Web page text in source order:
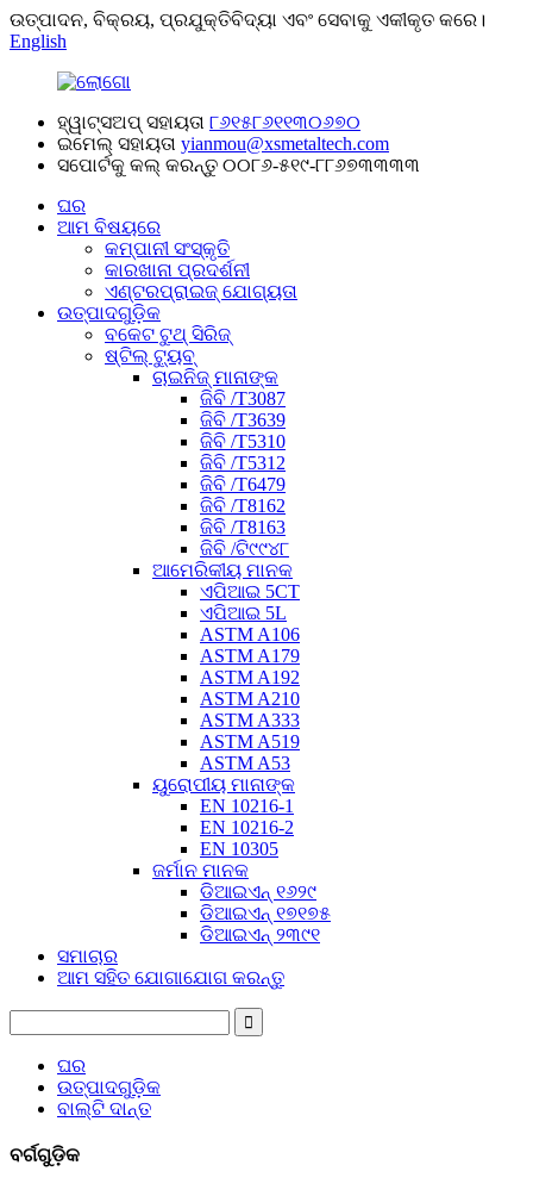
ଉତ୍ପାଦନ, ବିକ୍ରୟ, ପ୍ରଯୁକ୍ତିବିଦ୍ୟା ଏବଂ ସେବାକୁ ଏକୀକୃତ କରେ।
English
ହ୍ୱାଟ୍ସଅପ୍ ସହାୟତା ୮୬୧୫୮୬୧୧୩୦୬୭୦
ଇମେଲ୍ ସହାୟତା yianmou@xsmetaltech.com
ସପୋର୍ଟକୁ କଲ୍ କରନ୍ତୁ ୦୦୮୬-୫୧୯-୮୮୬୭୩୩୩୩
ଘର
ଆମ ବିଷୟରେ
କମ୍ପାନୀ ସଂସ୍କୃତି
କାରଖାନା ପ୍ରଦର୍ଶନୀ
ଏଣ୍ଟରପ୍ରାଇଜ୍ ଯୋଗ୍ୟତା
ଉତ୍ପାଦଗୁଡ଼ିକ
ବକେଟ ଟୁଥ୍ ସିରିଜ୍
ଷ୍ଟିଲ୍ ଟ୍ୟୁବ୍
ଚାଇନିଜ୍ ମାନାଙ୍କ
ଜିବି /T3087
ଜିବି /T3639
ଜିବି /T5310
ଜିବି /T5312
ଜିବି /T6479
ଜିବି /T8162
ଜିବି /T8163
ଜିବି /ଟି୯୯୪୮
ଆମେରିକୀୟ ମାନକ
ଏପିଆଇ 5CT
ଏପିଆଇ 5L
ASTM A106
ASTM A179
ASTM A192
ASTM A210
ASTM A333
ASTM A519
ASTM A53
ୟୁରୋପୀୟ ମାନାଙ୍କ
EN 10216-1
EN 10216-2
EN 10305
ଜର୍ମାନ ମାନକ
ଡିଆଇଏନ୍ ୧୬୨୯
ଡିଆଇଏନ୍ ୧୭୧୭୫
ଡିଆଇଏନ୍ ୨୩୯୧
ସମାଚାର
ଆମ ସହିତ ଯୋଗାଯୋଗ କରନ୍ତୁ
ଘର
ଉତ୍ପାଦଗୁଡ଼ିକ
ବାଲ୍ଟି ଦାନ୍ତ
ବର୍ଗଗୁଡ଼ିକ